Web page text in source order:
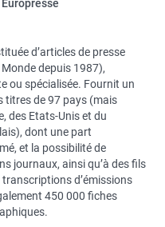
Europresse
d’articles de presse
depuis 1987),
ou spécialisée. Fournit un
titres de 97 pays (mais
des Etats-Unis et du
dont une part
et la possibilité de
journaux, ainsi qu’à des fils
d’émissions
450 000 fiches